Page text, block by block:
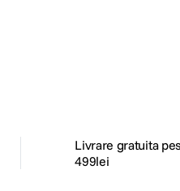
Livrare gratuita
499lei